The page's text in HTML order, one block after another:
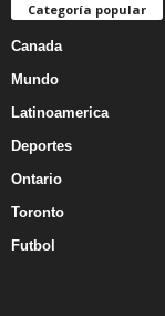
Categoría popular
Canada
Mundo
Latinoamerica
Deportes
Ontario
Toronto
Futbol